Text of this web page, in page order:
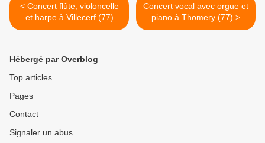
< Concert flûte, violoncelle
et harpe à Villecerf (77)
Concert vocal avec orgue et
piano à Thomery (77) >
Hébergé par Overblog
Top articles
Pages
Contact
Signaler un abus